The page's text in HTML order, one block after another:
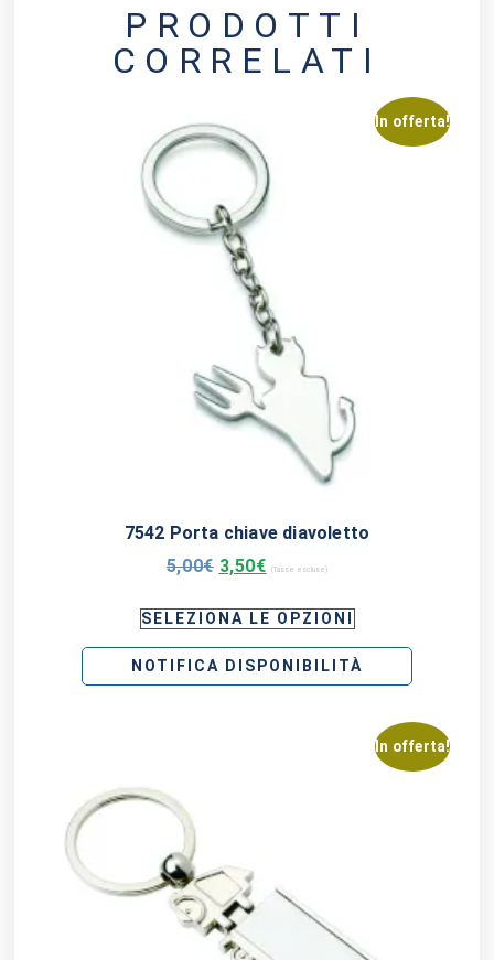
PRODOTTI
CORRELATI
In offerta!
7542 Porta chiave diavoletto
5,00€ 3,50€ (Tasse escluse)
SELEZIONA LE OPZIONI
NOTIFICA DISPONIBILITÀ
In offerta!